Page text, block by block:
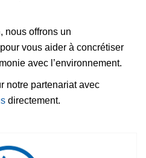
nous offrons un
vous aider à concrétiser
avec l’environnement.
notre partenariat avec
directement.